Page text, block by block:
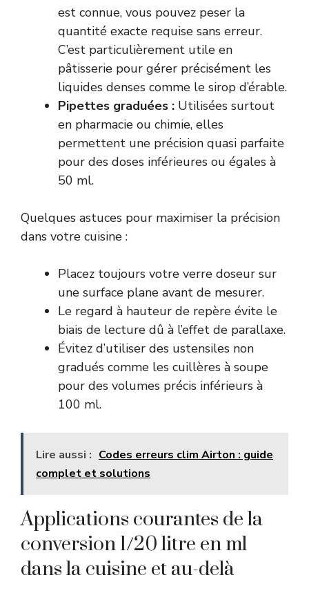
est connue, vous pouvez peser la
quantité exacte requise sans erreur.
C’est particulièrement utile en
pâtisserie pour gérer précisément les
liquides denses comme le sirop d’érable.
Pipettes graduées : Utilisées surtout
en pharmacie ou chimie, elles
permettent une précision quasi parfaite
pour des doses inférieures ou égales à
50 ml.
Quelques astuces pour maximiser la précision
dans votre cuisine :
Placez toujours votre verre doseur sur
une surface plane avant de mesurer.
Le regard à hauteur de repère évite le
biais de lecture dû à l’effet de parallaxe.
Évitez d’utiliser des ustensiles non
gradués comme les cuillères à soupe
pour des volumes précis inférieurs à
100 ml.
Lire aussi : Codes erreurs clim Airton : guide
complet et solutions
Applications courantes de la
conversion 1/20 litre en ml
dans la cuisine et au-delà